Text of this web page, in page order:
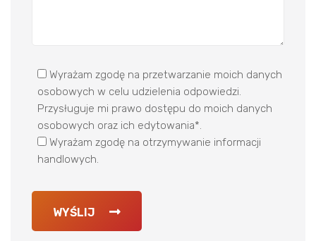
Wyrażam zgodę na przetwarzanie moich danych
osobowych w celu udzielenia odpowiedzi.
Przysługuje mi prawo dostępu do moich danych
osobowych oraz ich edytowania*.
Wyrażam zgodę na otrzymywanie informacji
handlowych.
WYŚLIJ